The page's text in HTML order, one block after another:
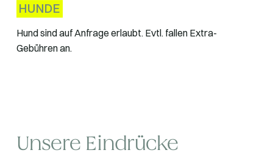
HUNDE
Hund sind auf Anfrage erlaubt. Evtl. fallen Extra-
Gebühren an.
Unsere Eindrücke